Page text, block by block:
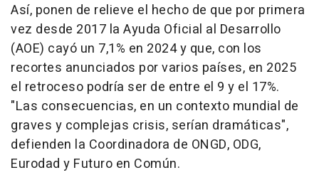
Así, ponen de relieve el hecho de que por primera
vez desde 2017 la Ayuda Oficial al Desarrollo
(AOE) cayó un 7,1% en 2024 y que, con los
recortes anunciados por varios países, en 2025
el retroceso podría ser de entre el 9 y el 17%.
"Las consecuencias, en un contexto mundial de
graves y complejas crisis, serían dramáticas",
defienden la Coordinadora de ONGD, ODG,
Eurodad y Futuro en Común.